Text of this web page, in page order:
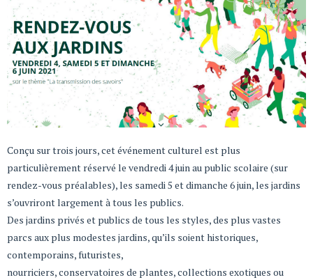
Conçu sur trois jours, cet événement culturel est plus
particulièrement réservé le vendredi 4 juin au public scolaire (sur
rendez-vous préalables), les samedi 5 et dimanche 6 juin, les jardins
s’ouvriront largement à tous les publics.
Des jardins privés et publics de tous les styles, des plus vastes
parcs aux plus modestes jardins, qu’ils soient historiques,
contemporains, futuristes,
nourriciers, conservatoires de plantes, collections exotiques ou